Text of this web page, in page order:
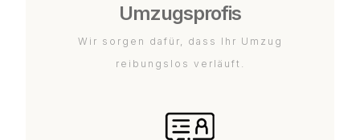
Umzugsprofis
Wir sorgen dafür, dass Ihr Umzug
reibungslos verläuft.